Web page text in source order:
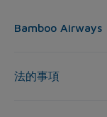
Bamboo Airways
法的事項